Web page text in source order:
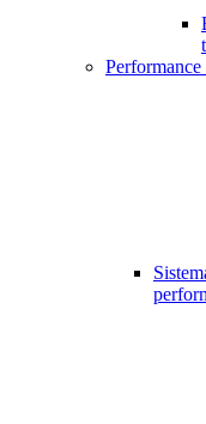
Performance